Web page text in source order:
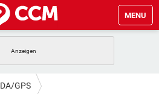
MENU
IOS
GPS